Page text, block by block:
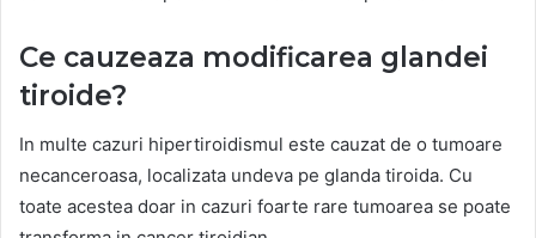
Ce cauzeaza modificarea glandei
tiroide?
In multe cazuri hipertiroidismul este cauzat de o tumoare
necanceroasa, localizata undeva pe glanda tiroida. Cu
toate acestea doar in cazuri foarte rare tumoarea se poate